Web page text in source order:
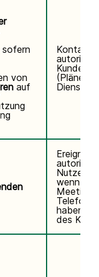
sofern
von
auf
(Pläne,
wenn Sie
haben.
des